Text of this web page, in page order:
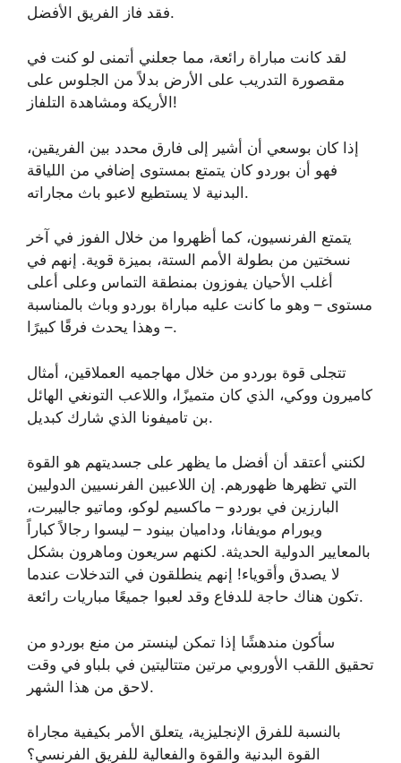
فقد فاز الفريق الأفضل.
لقد كانت مباراة رائعة، مما جعلني أتمنى لو كنت في
مقصورة التدريب على الأرض بدلاً من الجلوس على
الأريكة ومشاهدة التلفاز!
إذا كان بوسعي أن أشير إلى فارق محدد بين الفريقين،
فهو أن بوردو كان يتمتع بمستوى إضافي من اللياقة
البدنية لا يستطيع لاعبو باث مجاراته.
يتمتع الفرنسيون، كما أظهروا من خلال الفوز في آخر
نسختين من بطولة الأمم الستة، بميزة قوية. إنهم في
أغلب الأحيان يفوزون بمنطقة التماس وعلى أعلى
مستوى – وهو ما كانت عليه مباراة بوردو وباث بالمناسبة
– وهذا يحدث فرقًا كبيرًا.
تتجلى قوة بوردو من خلال مهاجميه العملاقين، أمثال
كاميرون ووكي، الذي كان متميزًا، واللاعب التونغي الهائل
بن تاميفونا الذي شارك كبديل.
لكنني أعتقد أن أفضل ما يظهر على جسديتهم هو القوة
التي تظهرها ظهورهم. إن اللاعبين الفرنسيين الدوليين
البارزين في بوردو – ماكسيم لوكو، وماتيو جاليبرت،
ويورام مويفانا، وداميان بينود – ليسوا رجالاً كباراً
بالمعايير الدولية الحديثة. لكنهم سريعون وماهرون بشكل
لا يصدق وأقوياء! إنهم ينطلقون في التدخلات عندما
تكون هناك حاجة للدفاع وقد لعبوا جميعًا مباريات رائعة.
سأكون مندهشًا إذا تمكن لينستر من منع بوردو من
تحقيق اللقب الأوروبي مرتين متتاليتين في بلباو في وقت
لاحق من هذا الشهر.
بالنسبة للفرق الإنجليزية، يتعلق الأمر بكيفية مجاراة
القوة البدنية والقوة والفعالية للفريق الفرنسي؟